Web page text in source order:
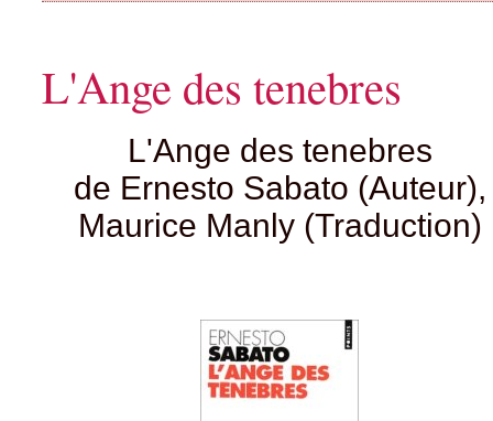
L'Ange des tenebres
L'Ange des tenebres
de Ernesto Sabato (Auteur),
Maurice Manly (Traduction)